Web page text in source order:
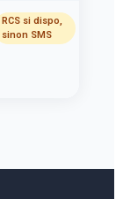
RCS si dispo,
sinon SMS